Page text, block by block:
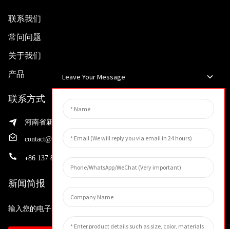
联系我们
常问问题
关于我们
产品
联系方式
河南省新乡市渭滨区先进制造业开发区邵华路199号
contact@huahangfilter.com
+86 137 8194 7634
新闻简报
输入您的电子邮件地址，我们将向您发送最新资讯计划。
Leave Your Message